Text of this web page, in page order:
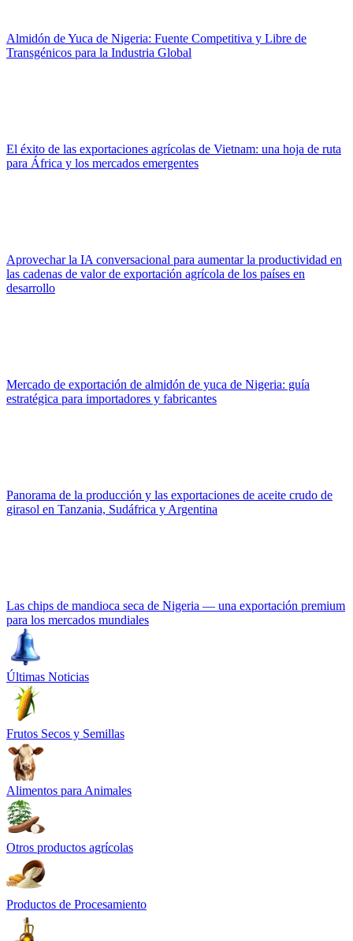
Almidón de Yuca de Nigeria: Fuente Competitiva y Libre de
Transgénicos para la Industria Global
El éxito de las exportaciones agrícolas de Vietnam: una hoja de ruta
para África y los mercados emergentes
Aprovechar la IA conversacional para aumentar la productividad en
las cadenas de valor de exportación agrícola de los países en
desarrollo
Mercado de exportación de almidón de yuca de Nigeria: guía
estratégica para importadores y fabricantes
Panorama de la producción y las exportaciones de aceite crudo de
girasol en Tanzania, Sudáfrica y Argentina
Las chips de mandioca seca de Nigeria — una exportación premium
para los mercados mundiales
Últimas Noticias
Frutos Secos y Semillas
Alimentos para Animales
Otros productos agrícolas
Productos de Procesamiento